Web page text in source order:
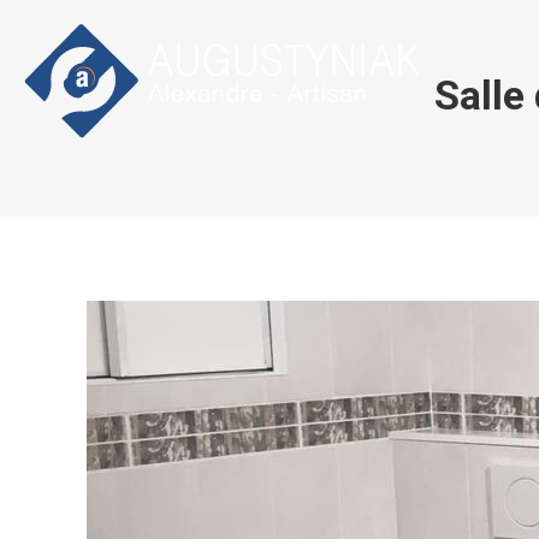
Salle